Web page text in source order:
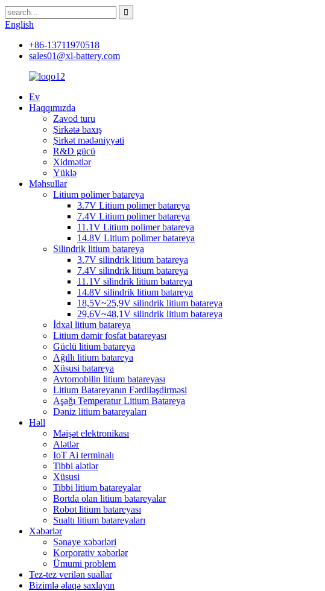
English
+86-13711970518
sales01@xl-battery.com
Ev
Haqqımızda
Zavod turu
Şirkətə baxış
Şirkət mədəniyyəti
R&D gücü
Xidmətlər
Yüklə
Məhsullar
Litium polimer batareya
3.7V Litium polimer batareya
7.4V Litium polimer batareya
11.1V Litium polimer batareya
14.8V Litium polimer batareya
Silindrik litium batareya
3.7V silindrik litium batareya
7.4V silindrik litium batareya
11.1V silindrik litium batareya
14.8V silindrik litium batareya
18,5V~25,9V silindrik litium batareya
29,6V~48,1V silindrik litium batareya
İdxal litium batareya
Litium dəmir fosfat batareyası
Güclü litium batareya
Ağıllı litium batareya
Xüsusi batareya
Avtomobilin litium batareyası
Litium Batareyanın Fərdiləşdirməsi
Aşağı Temperatur Litium Batareya
Dəniz litium batareyaları
Həll
Məişət elektronikası
Alətlər
IoT Ai terminalı
Tibbi alətlər
Xüsusi
Tibbi litium batareyalar
Bortda olan litium batareyalar
Robot litium batareyası
Sualtı litium batareyaları
Xəbərlər
Sənaye xəbərləri
Korporativ xəbərlər
Ümumi problem
Tez-tez verilən suallar
Bizimlə əlaqə saxlayın